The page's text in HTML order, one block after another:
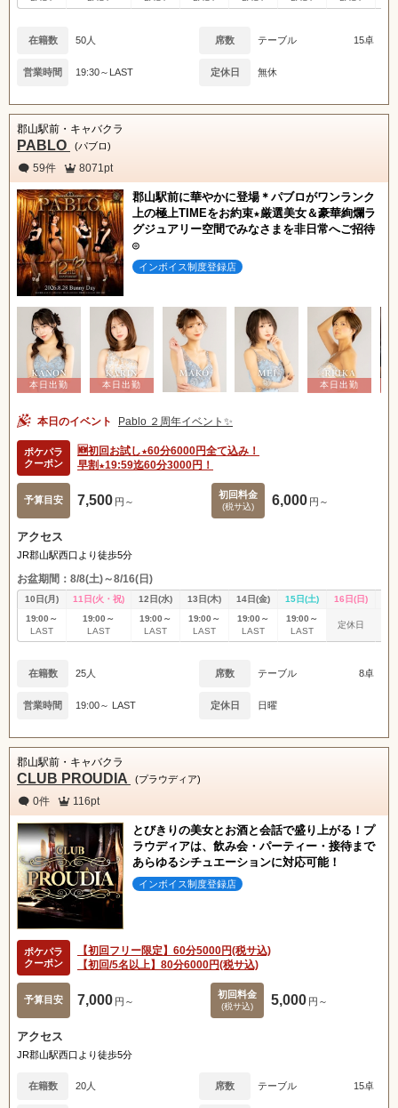
在籍数 50人 席数 テーブル 15卓
営業時間 19:30～LAST 定休日 無休
郡山駅前・キャバクラ
PABLO (パブロ)
59件 8071pt
郡山駅前に華やかに登場＊パブロがワンランク
上の極上TIMEをお約束★厳選美女＆豪華絢爛ラ
グジュアリー空間でみなさまを非日常へご招待
◎
インボイス制度登録店
本日のイベント Pablo ２周年イベント✨
ポケパラ
クーポン
🆕初回お試し★60分6000円全て込み！
早割★19:59迄60分3000円！
予算目安 7,500 円～
初回料金
(税サ込) 6,000 円～
アクセス
JR郡山駅西口より徒歩5分
お盆期間：8/8(土)～8/16(日)
10日(月) 11日(火・祝) 12日(水) 13日(木) 14日(金) 15日(土) 16日(日)
19:00～
LAST
19:00～
LAST
19:00～
LAST
19:00～
LAST
19:00～
LAST
19:00～
LAST
定休日
在籍数 25人 席数 テーブル 8卓
営業時間 19:00～ LAST 定休日 日曜
郡山駅前・キャバクラ
CLUB PROUDIA (プラウディア)
0件 116pt
とびきりの美女とお酒と会話で盛り上がる！プ
ラウディアは、飲み会・パーティー・接待まで
あらゆるシチュエーションに対応可能！
インボイス制度登録店
ポケパラ
クーポン
【初回フリー限定】60分5000円(税サ込)
【初回/5名以上】80分6000円(税サ込)
予算目安 7,000 円～
初回料金
(税サ込) 5,000 円～
アクセス
JR郡山駅西口より徒歩5分
在籍数 20人 席数 テーブル 15卓